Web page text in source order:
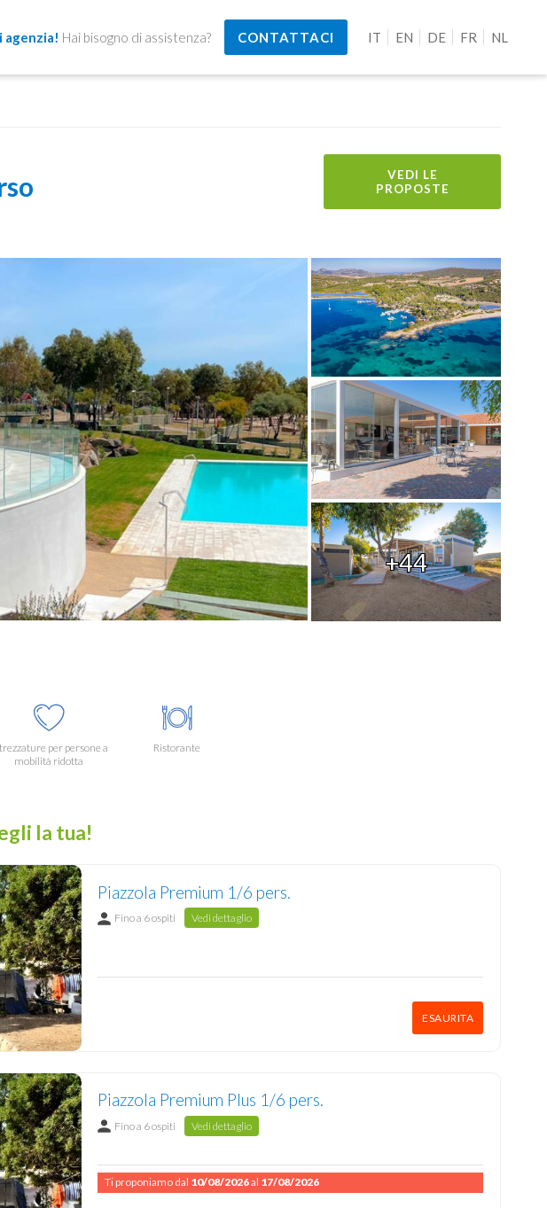
agenzia! Hai bisogno di assistenza? CONTATTACI IT EN DE FR NL
VEDI LE
PROPOSTE
+44
per persone a
mobilità ridotta
Ristorante
la tua!
Piazzola Premium 1/6 pers.
Fino a 6 ospiti Vedi dettaglio
ESAURITA
Piazzola Premium Plus 1/6 pers.
Fino a 6 ospiti Vedi dettaglio
Ti proponiamo dal 10/08/2026al 17/08/2026